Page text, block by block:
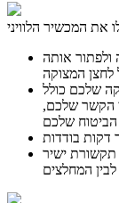
אותה
שלכם כולל
הקשר שלכם,
שלכם
דקות בודדות
תקשורת ישיר
לבין המחלצים